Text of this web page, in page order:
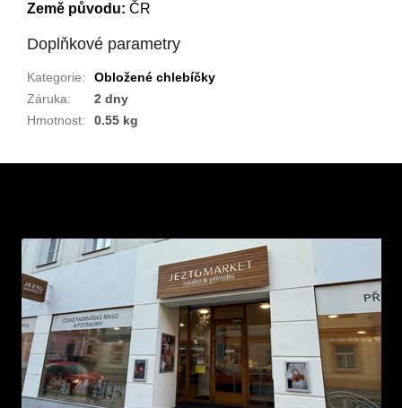
Země původu: ČR
Doplňkové parametry
Kategorie:
Obložené chlebíčky
Záruka:
2 dny
Hmotnost: 0.55 kg